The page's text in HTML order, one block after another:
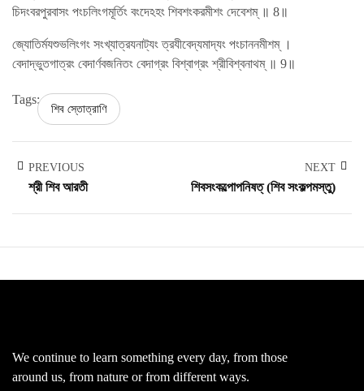
চিদংবরপুরবাসং পংচলিংগমূর্তিং বংদেঽহং শিবশংকরমীশং দেবেশম্ ॥ 8॥
জ্যোতির্মযশুভলিংগং সংখ্যাত্রযনাট্যং ত্রযীবেদ্যমাদ্যং পংচাননমীশম্ ।
বেদাদ্ভুতগাত্রং বেদার্ণবজনিতং বেদাগ্রং বিশ্বাগ্রং শ্রীবিশ্বনাথম্ ॥ 9॥
Tags:
শিব স্তোত্রাণি
PREVIOUS
শ্রী শিব আরতী
NEXT
শিবসংকল্পোপনিষত্ (শিব সংকল্পমস্তু)
We continue to learn something every day, from those
around us, from nature or from different ways.